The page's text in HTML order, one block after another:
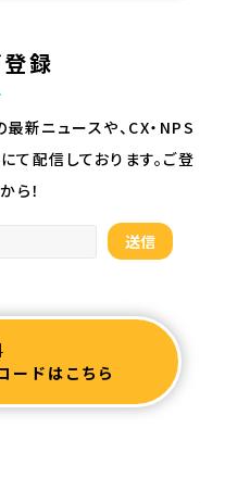
録
ニュースや、CX・NPS
て配信しております。ご登
ら！
ードはこちら